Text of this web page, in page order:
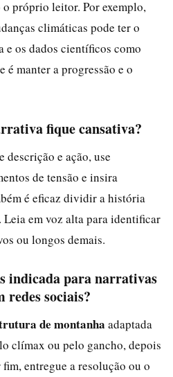
próprio leitor. Por exemplo,
climáticas pode ter o
e os dados científicos como
é manter a progressão e o
fique cansativa?
e ação, use
de tensão e insira
é eficaz dividir a história
em voz alta para identificar
ou longos demais.
indicada para narrativas
redes sociais?
de montanha adaptada
clímax ou pelo gancho, depois
entregue a resolução ou o